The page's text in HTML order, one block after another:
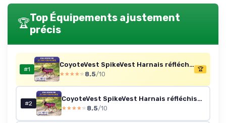
🏆Top Équipements ajustement
précis
#1
CoyoteVest SpikeVest Harnais réfléchissant pour Petits Chiens, Gilet avec Pics de Protection Contre Coyotes, Rapaces et attaques d’Animaux, conçu aux États-Unis, Taille S, Orange Fluo Small orange fluo
★★★★★
★★★★★ 8.5/10
🏆
#2
CoyoteVest SpikeVest Harnais réfléchissant pour Petits Chiens, Gilet avec Pics de Protection Contre Coyotes, Rapaces et attaques d’Animaux, conçu aux États-Unis, Taille S, Jaune Small jaune
★★★★★
★★★★★ 8.5/10